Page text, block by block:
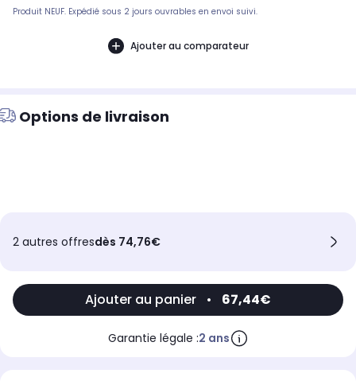
Produit NEUF. Expédié sous 2 jours ouvrables en envoi suivi.
Ajouter au comparateur
Options de livraison
2 autres offresdès 74,76€
Ajouter au panier • 67,44€
Garantie légale :2 ans